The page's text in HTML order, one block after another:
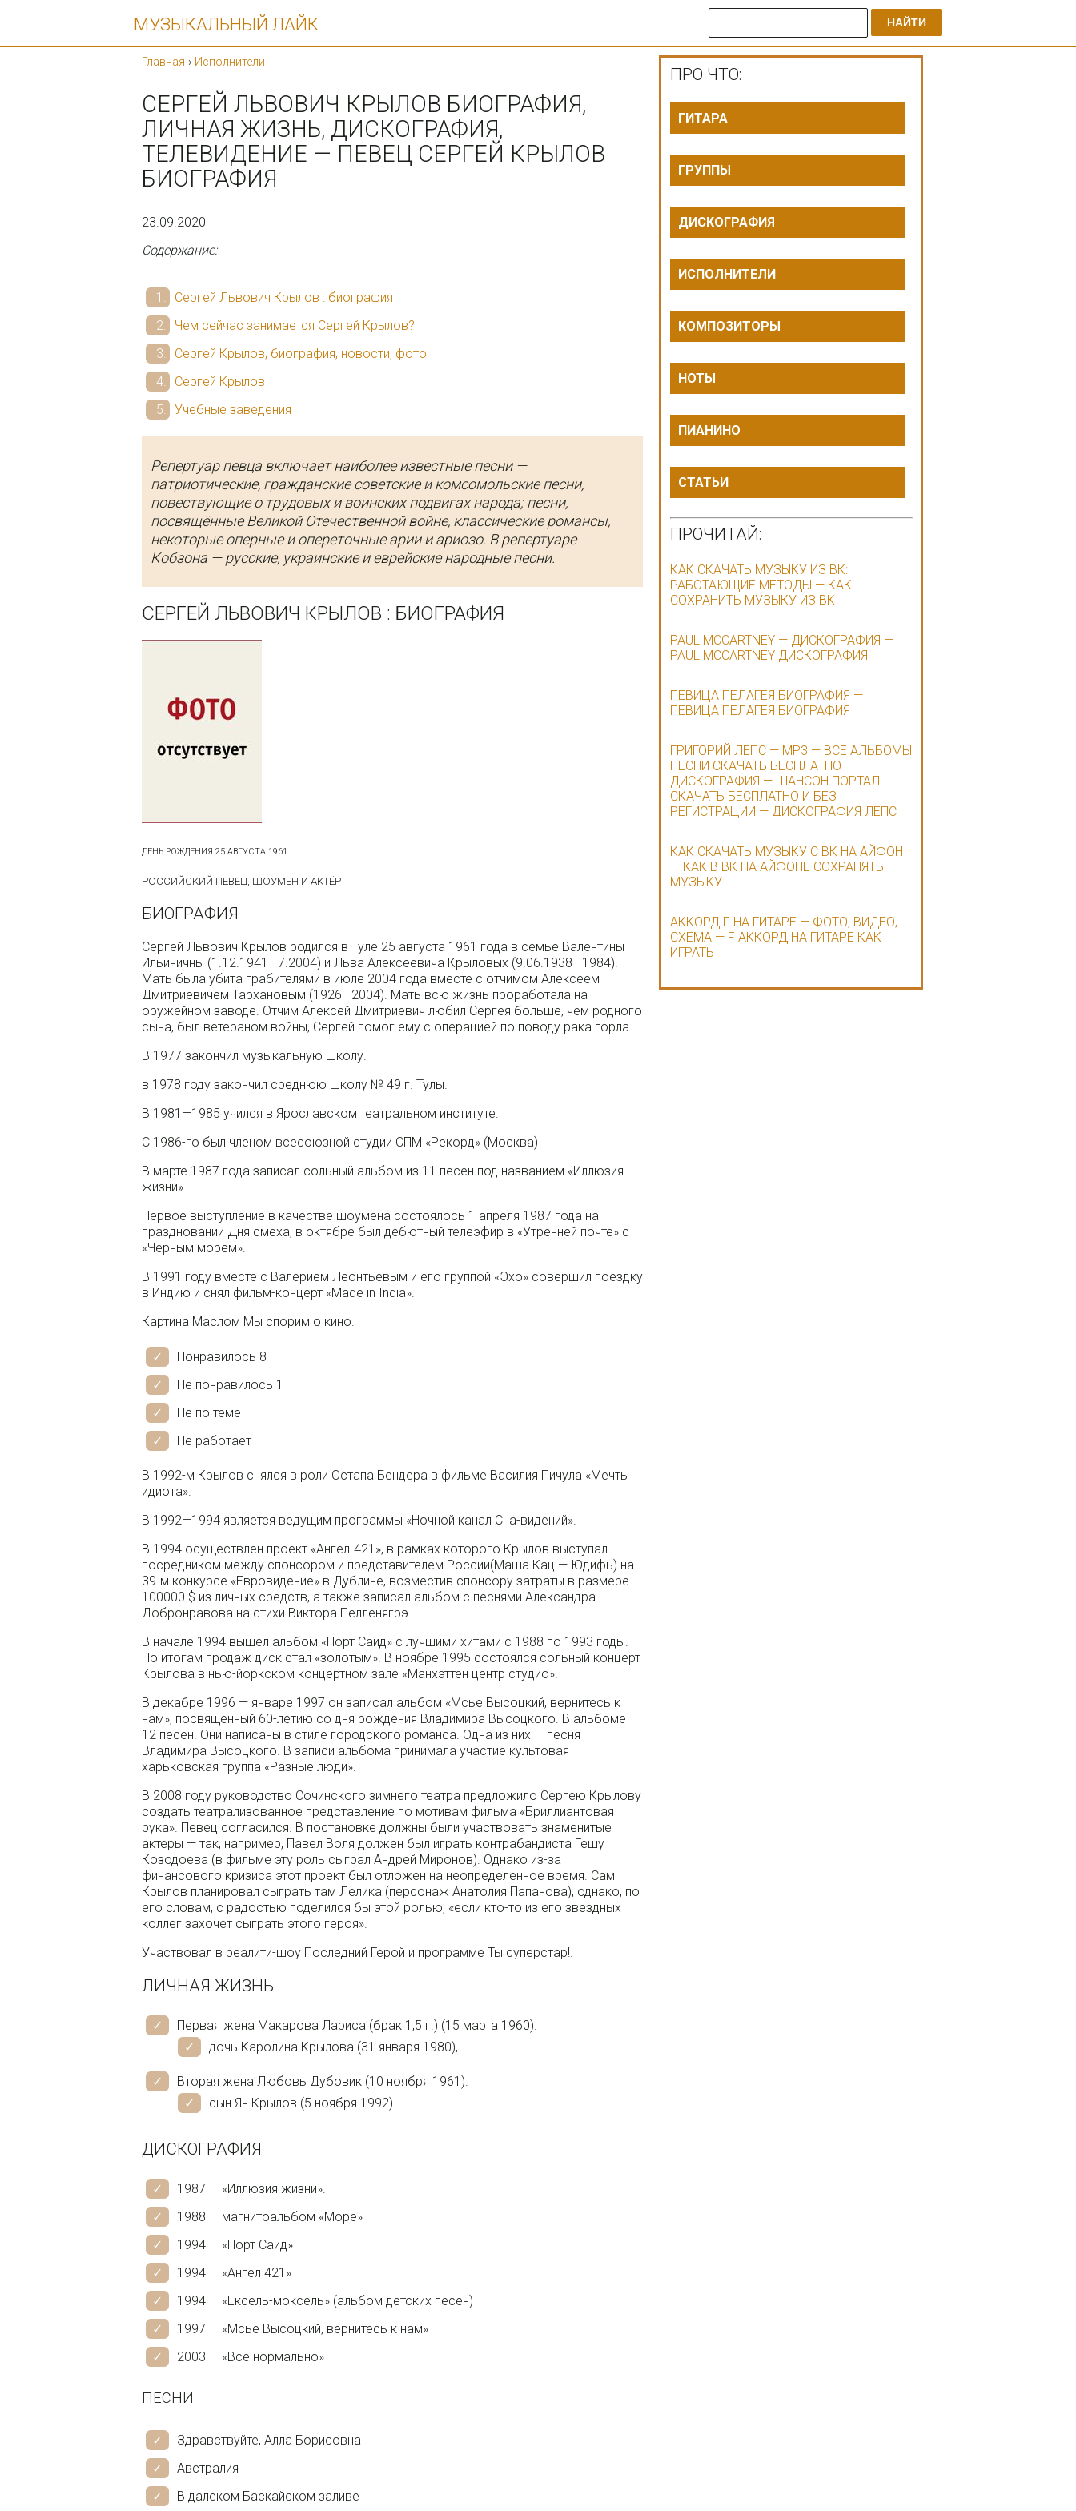
МУЗЫКАЛЬНЫЙ ЛАЙК НАЙТИ
Главная › Исполнители
СЕРГЕЙ ЛЬВОВИЧ КРЫЛОВ БИОГРАФИЯ,
ЛИЧНАЯ ЖИЗНЬ, ДИСКОГРАФИЯ,
ТЕЛЕВИДЕНИЕ — ПЕВЕЦ СЕРГЕЙ КРЫЛОВ
БИОГРАФИЯ
23.09.2020
Содержание:
Сергей Львович Крылов : биография
Чем сейчас занимается Сергей Крылов?
Сергей Крылов, биография, новости, фото
Сергей Крылов
Учебные заведения
Репертуар певца включает наиболее известные песни —
патриотические, гражданские советские и комсомольские песни,
повествующие о трудовых и воинских подвигах народа; песни,
посвящённые Великой Отечественной войне, классические романсы,
некоторые оперные и опереточные арии и ариозо. В репертуаре
Кобзона — русские, украинские и еврейские народные песни.
СЕРГЕЙ ЛЬВОВИЧ КРЫЛОВ : БИОГРАФИЯ
ДЕНЬ РОЖДЕНИЯ 25 АВГУСТА 1961
РОССИЙСКИЙ ПЕВЕЦ, ШОУМЕН И АКТЁР
БИОГРАФИЯ
Сергей Львович Крылов родился в Туле 25 августа 1961 года в семье Валентины
Ильиничны (1.12.1941—7.2004) и Льва Алексеевича Крыловых (9.06.1938—1984).
Мать была убита грабителями в июле 2004 года вместе с отчимом Алексеем
Дмитриевичем Тархановым (1926—2004). Мать всю жизнь проработала на
оружейном заводе. Отчим Алексей Дмитриевич любил Сергея больше, чем родного
сына, был ветераном войны, Сергей помог ему с операцией по поводу рака горла..
В 1977 закончил музыкальную школу.
в 1978 году закончил среднюю школу № 49 г. Тулы.
В 1981—1985 учился в Ярославском театральном институте.
С 1986-го был членом всесоюзной студии СПМ «Рекорд» (Москва)
В марте 1987 года записал сольный альбом из 11 песен под названием «Иллюзия
жизни».
Первое выступление в качестве шоумена состоялось 1 апреля 1987 года на
праздновании Дня смеха, в октябре был дебютный телеэфир в «Утренней почте» с
«Чёрным морем».
В 1991 году вместе с Валерием Леонтьевым и его группой «Эхо» совершил поездку
в Индию и снял фильм-концерт «Made in India».
Картина Маслом Мы спорим о кино.
Понравилось 8
Не понравилось 1
Не по теме
Не работает
В 1992-м Крылов снялся в роли Остапа Бендера в фильме Василия Пичула «Мечты
идиота».
В 1992—1994 является ведущим программы «Ночной канал Сна-видений».
В 1994 осуществлен проект «Ангел-421», в рамках которого Крылов выступал
посредником между спонсором и представителем России(Маша Кац — Юдифь) на
39-м конкурсе «Евровидение» в Дублине, возместив спонсору затраты в размере
100000 $ из личных средств, а также записал альбом с песнями Александра
Добронравова на стихи Виктора Пелленягрэ.
В начале 1994 вышел альбом «Порт Саид» с лучшими хитами с 1988 по 1993 годы.
По итогам продаж диск стал «золотым». В ноябре 1995 состоялся сольный концерт
Крылова в нью-йоркском концертном зале «Манхэттен центр студио».
В декабре 1996 — январе 1997 он записал альбом «Мсье Высоцкий, вернитесь к
нам», посвящённый 60-летию со дня рождения Владимира Высоцкого. В альбоме
12 песен. Они написаны в стиле городского романса. Одна из них — песня
Владимира Высоцкого. В записи альбома принимала участие культовая
харьковская группа «Разные люди».
В 2008 году руководство Сочинского зимнего театра предложило Сергею Крылову
создать театрализованное представление по мотивам фильма «Бриллиантовая
рука». Певец согласился. В постановке должны были участвовать знаменитые
актеры — так, например, Павел Воля должен был играть контрабандиста Гешу
Козодоева (в фильме эту роль сыграл Андрей Миронов). Однако из-за
финансового кризиса этот проект был отложен на неопределенное время. Сам
Крылов планировал сыграть там Лелика (персонаж Анатолия Папанова), однако, по
его словам, с радостью поделился бы этой ролью, «если кто-то из его звездных
коллег захочет сыграть этого героя».
Участвовал в реалити-шоу Последний Герой и программе Ты суперстар!.
ЛИЧНАЯ ЖИЗНЬ
Первая жена Макарова Лариса (брак 1,5 г.) (15 марта 1960).
дочь Каролина Крылова (31 января 1980),
Вторая жена Любовь Дубовик (10 ноября 1961).
сын Ян Крылов (5 ноября 1992).
ДИСКОГРАФИЯ
1987 — «Иллюзия жизни».
1988 — магнитоальбом «Море»
1994 — «Порт Саид»
1994 — «Ангел 421»
1994 — «Ексель-моксель» (альбом детских песен)
1997 — «Мсьё Высоцкий, вернитесь к нам»
2003 — «Все нормально»
ПЕСНИ
Здравствуйте, Алла Борисовна
Австралия
В далеком Баскайском заливе
ПРО ЧТО:
ГИТАРА
ГРУППЫ
ДИСКОГРАФИЯ
ИСПОЛНИТЕЛИ
КОМПОЗИТОРЫ
НОТЫ
ПИАНИНО
СТАТЬИ
ПРОЧИТАЙ:
КАК СКАЧАТЬ МУЗЫКУ ИЗ ВК:
РАБОТАЮЩИЕ МЕТОДЫ — КАК
СОХРАНИТЬ МУЗЫКУ ИЗ ВК
PAUL MCCARTNEY — ДИСКОГРАФИЯ —
PAUL MCCARTNEY ДИСКОГРАФИЯ
ПЕВИЦА ПЕЛАГЕЯ БИОГРАФИЯ —
ПЕВИЦА ПЕЛАГЕЯ БИОГРАФИЯ
ГРИГОРИЙ ЛЕПС — MP3 — ВСЕ АЛЬБОМЫ
ПЕСНИ СКАЧАТЬ БЕСПЛАТНО
ДИСКОГРАФИЯ — ШАНСОН ПОРТАЛ
СКАЧАТЬ БЕСПЛАТНО И БЕЗ
РЕГИСТРАЦИИ — ДИСКОГРАФИЯ ЛЕПС
КАК СКАЧАТЬ МУЗЫКУ С ВК НА АЙФОН
— КАК В ВК НА АЙФОНЕ СОХРАНЯТЬ
МУЗЫКУ
АККОРД F НА ГИТАРЕ — ФОТО, ВИДЕО,
СХЕМА — F АККОРД НА ГИТАРЕ КАК
ИГРАТЬ